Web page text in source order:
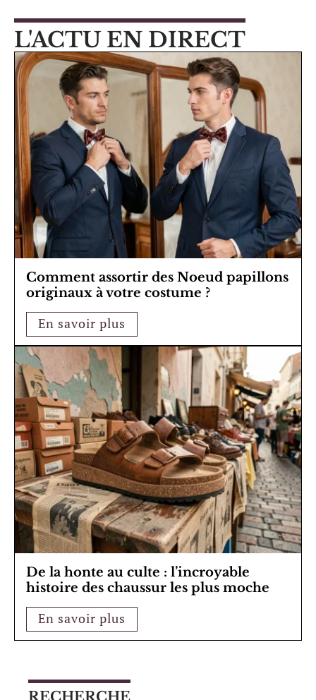
L'ACTU EN DIRECT
Comment assortir des Noeud papillons
originaux à votre costume ?
En savoir plus
De la honte au culte : l’incroyable
histoire des chaussur les plus moche
En savoir plus
RECHERCHE